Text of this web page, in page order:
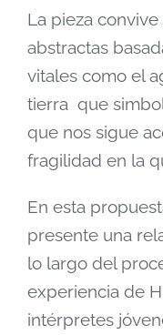
La pieza
abstractas
vitales como el
tierra que
que nos sigue
fragilidad en la
En esta
presente una
lo largo del
experiencia de
intérpretes